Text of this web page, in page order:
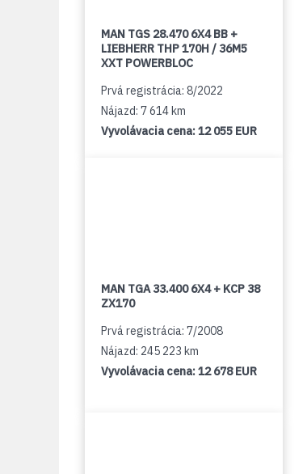
MAN TGS 28.470 6X4 BB +
LIEBHERR THP 170H / 36M5
XXT POWERBLOC
Prvá registrácia: 8/2022
Nájazd: 7 614 km
Vyvolávacia cena:12 055 EUR
MAN TGA 33.400 6X4 + KCP 38
ZX170
Prvá registrácia: 7/2008
Nájazd: 245 223 km
Vyvolávacia cena:12 678 EUR